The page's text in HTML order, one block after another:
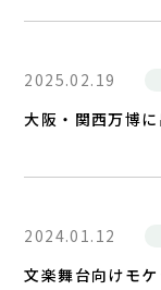
2025.02.19
大阪・関西万博に
2024.01.12
文楽舞台向けモ